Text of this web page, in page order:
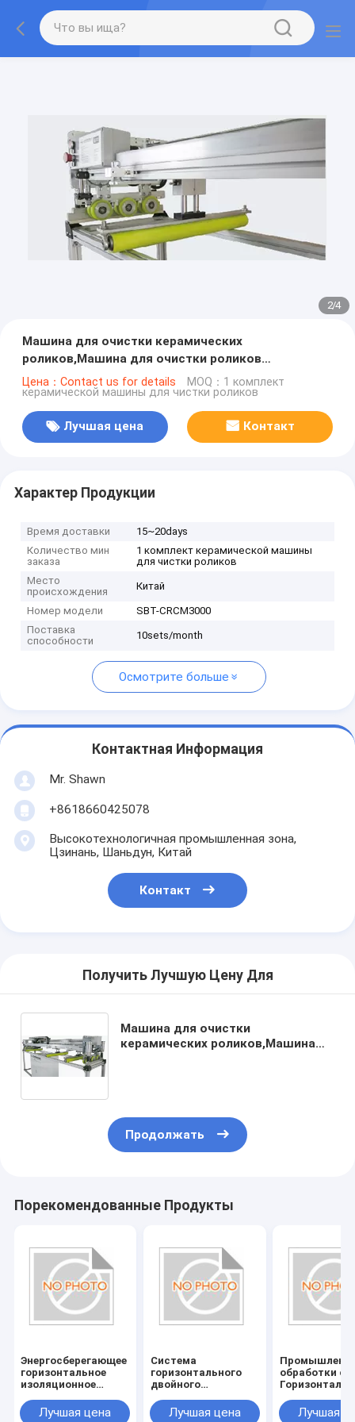
2/4
Машина для очистки керамических
роликов,Машина для очистки роликов
стеклянных отверстий,Машина для очистки
роликов отверстий
Цена：Contact us for details MOQ：1 комплект
керамической машины для чистки роликов
Лучшая цена Контакт
Характер Продукции
Время доставки
15~20days
Количество мин
заказа
1 комплект керамической машины
для чистки роликов
Место
происхождения
Китай
Номер модели
SBT-CRCM3000
Поставка
способности
10sets/month
Осмотрите больше
Контактная Информация
Mr. Shawn
+8618660425078
Высокотехнологичная промышленная зона,
Цзинань, Шаньдун, Китай
Контакт
Получить Лучшую Цену Для
Машина для очистки
керамических роликов,Машина
Продолжать
Порекомендованные Продукты
Энергосберегающее
горизонтальное
изоляционное
остекленное стекло
Лучшая цена
Система
горизонтального
двойного
питанием
Лучшая цена
обработки
стекло/
Лучшая